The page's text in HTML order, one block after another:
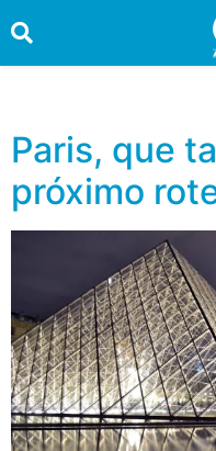
Paris, que
próximo